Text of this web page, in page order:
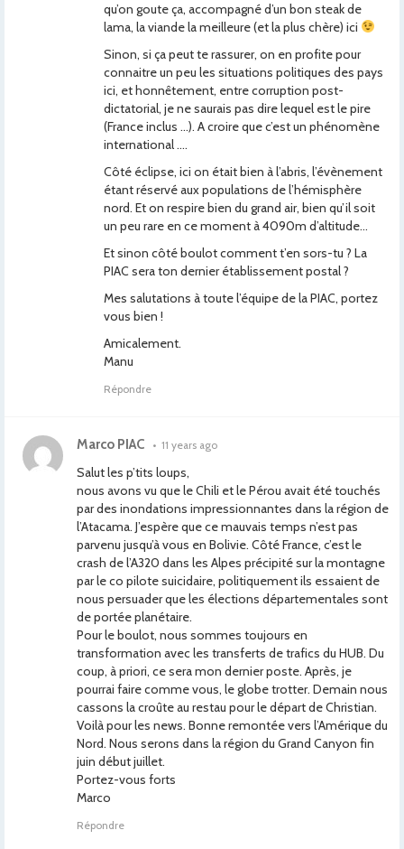
qu’on goute ça, accompagné d’un bon steak de
lama, la viande la meilleure (et la plus chère) ici
Sinon, si ça peut te rassurer, on en profite pour
connaitre un peu les situations politiques des pays
ici, et honnêtement, entre corruption post-
dictatorial, je ne saurais pas dire lequel est le pire
(France inclus …). A croire que c’est un phénomène
international ….
Côté éclipse, ici on était bien à l’abris, l’évènement
étant réservé aux populations de l’hémisphère
nord. Et on respire bien du grand air, bien qu’il soit
un peu rare en ce moment à 4090m d’altitude…
Et sinon côté boulot comment t’en sors-tu ? La
PIAC sera ton dernier établissement postal ?
Mes salutations à toute l’équipe de la PIAC, portez
vous bien !
Amicalement.
Manu
Répondre
Marco PIAC • 11 years ago
Salut les p’tits loups,
nous avons vu que le Chili et le Pérou avait été touchés
par des inondations impressionnantes dans la région de
l’Atacama. J’espère que ce mauvais temps n’est pas
parvenu jusqu’à vous en Bolivie. Côté France, c’est le
crash de l’A320 dans les Alpes précipité sur la montagne
par le co pilote suicidaire, politiquement ils essaient de
nous persuader que les élections départementales sont
de portée planétaire.
Pour le boulot, nous sommes toujours en
transformation avec les transferts de trafics du HUB. Du
coup, à priori, ce sera mon dernier poste. Après, je
pourrai faire comme vous, le globe trotter. Demain nous
cassons la croûte au restau pour le départ de Christian.
Voilà pour les news. Bonne remontée vers l’Amérique du
Nord. Nous serons dans la région du Grand Canyon fin
juin début juillet.
Portez-vous forts
Marco
Répondre